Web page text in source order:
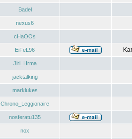
Badel
nexus6
cHaOOs
EiFeL96
Jiri_Hrma
jacktalking
marklukes
Chrono_Leggionaire
nosferatu135
nox